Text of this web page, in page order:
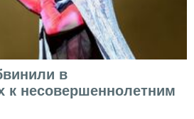
в
к несовершеннолетним